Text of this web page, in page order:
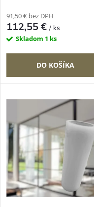
o
d
u
k
t
o
v
o
d
k
t
o
v
91,50 € bez DPH
112,55 €/ ks
Skladom 1 ks
DO KOŠÍKA